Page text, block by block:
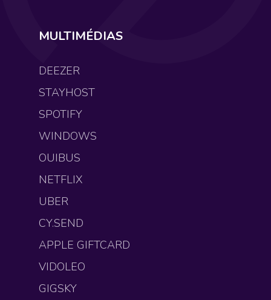
MULTIMÉDIAS
DEEZER
STAYHOST
SPOTIFY
WINDOWS
OUIBUS
NETFLIX
UBER
CY.SEND
APPLE GIFTCARD
VIDOLEO
GIGSKY